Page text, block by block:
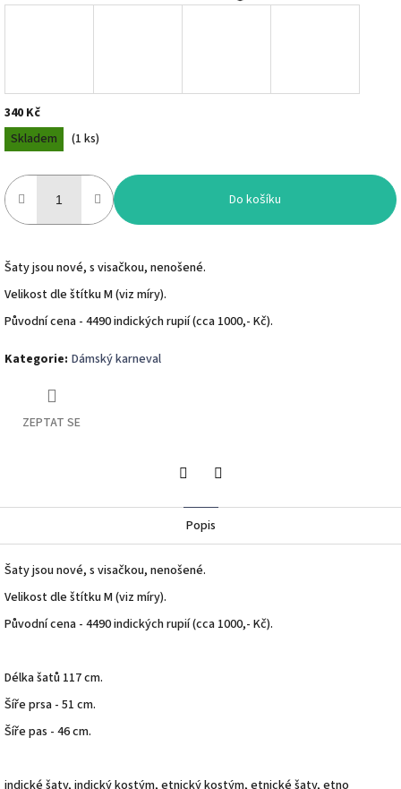
340 Kč
Měrná
cena:
Skladem (1 ks)
Do košíku
Šaty jsou nové, s visačkou, nenošené.
Velikost dle štítku M (viz míry).
Původní cena - 4490 indických rupií (cca 1000,- Kč).
Kategorie: Dámský karneval
ZEPTAT SE
Popis
Šaty jsou nové, s visačkou, nenošené.
Velikost dle štítku M (viz míry).
Původní cena - 4490 indických rupií (cca 1000,- Kč).
Délka šatů 117 cm.
Šíře prsa - 51 cm.
Šíře pas - 46 cm.